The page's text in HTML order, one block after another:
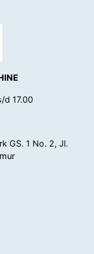
d 17.00
GS. 1 No. 2, Jl.